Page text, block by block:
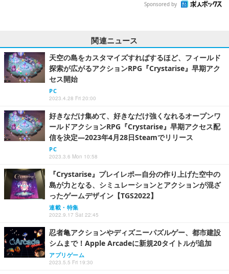
Sponsored by
関連ニュース
天空の島をカスタマイズすればするほど、フィールド
探索が広がるアクションRPG『Crystarise』早期アク
セス開始
PC
2023.4.28 Fri 20:00
好きなだけ集めて、好きなだけ強くなれるオープンワ
ールドアクションRPG『Crystarise』早期アクセス配
信を決定―2023年4月28日Steamでリリース
PC
2023.3.6 Mon 10:58
『Crystarise』プレイレポ―自分の作り上げた空中の
島が力となる、シミュレーションとアクションが混ざ
ったゲームデザイン【TGS2022】
連載・特集
2022.9.17 Sat 22:45
忍者亀アクションやディズニーパズルゲー、都市建設
シムまで！Apple Arcadeに新規20タイトルが追加
アプリゲーム
2023.5.5 Fri 19:30